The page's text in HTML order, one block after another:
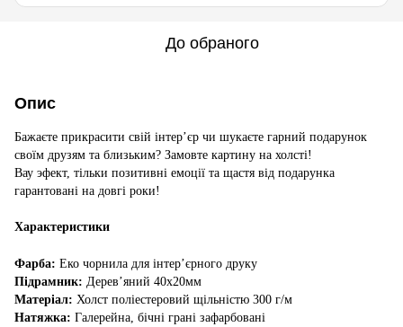
До обраного
Опис
Бажаєте прикрасити свій інтер’єр чи шукаєте гарний подарунок
своїм друзям та близьким? Замовте картину на холсті!
Вау эфект, тільки позитивні емоції та щастя від подарунка
гарантовані на довгі роки!
Характеристики
Фарба: Еко чорнила для інтер’єрного друку
Підрамник: Дерев’яний 40х20мм
Матеріал: Холст поліестеровий щільністю 300 г/м
Натяжка: Галерейна, бічні грані зафарбовані